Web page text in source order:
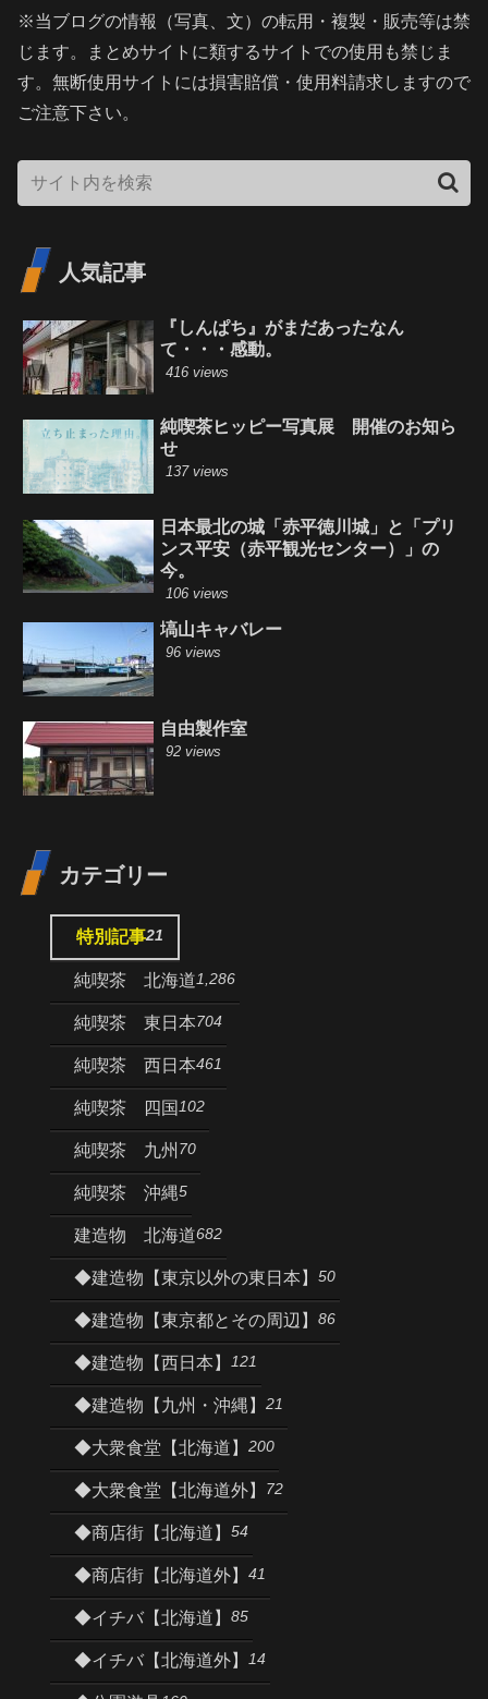
※当ブログの情報（写真、文）の転用・複製・販売等は禁
じます。まとめサイトに類するサイトでの使用も禁じま
す。無断使用サイトには損害賠償・使用料請求しますので
ご注意下さい。
人気記事
『しんぱち』がまだあったなん
て・・・感動。
416 views
純喫茶ヒッピー写真展 開催のお知ら
せ
137 views
日本最北の城「赤平徳川城」と「プリ
ンス平安（赤平観光センター）」の
今。
106 views
塙山キャバレー
96 views
自由製作室
92 views
カテゴリー
特別記事21
純喫茶 北海道1,286
純喫茶 東日本704
純喫茶 西日本461
純喫茶 四国 102
純喫茶 九州 70
純喫茶 沖縄5
建造物 北海道682
◆建造物【東京以外の東日本】 50
◆建造物【東京都とその周辺】 86
◆建造物【西日本】 121
◆建造物【九州・沖縄】 21
◆大衆食堂【北海道】 200
◆大衆食堂【北海道外】 72
◆商店街【北海道】 54
◆商店街【北海道外】 41
◆イチバ【北海道】 85
◆イチバ【北海道外】 14